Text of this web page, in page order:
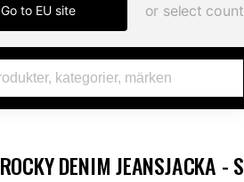
Go to EU site or select
ROCKY DENIM JEANSJACKA -